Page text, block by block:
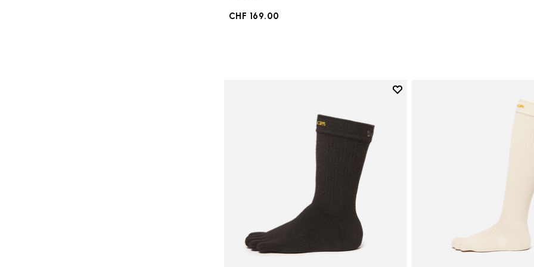
CHF 169.00
Add to wishlist